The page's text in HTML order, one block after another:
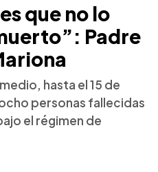
que no lo
Padre
hasta el 15 de
personas fallecidas
el régimen de